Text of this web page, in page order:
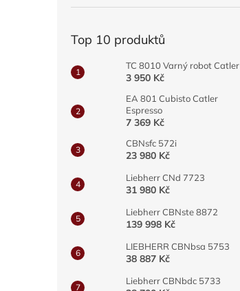
Top 10 produktů
TC 8010 Varný robot Catler
3 950 Kč
EA 801 Cubisto Catler
Espresso
7 369 Kč
CBNsfc 572i
23 980 Kč
Liebherr CNd 7723
31 980 Kč
Liebherr CBNste 8872
139 998 Kč
LIEBHERR CBNbsa 5753
38 887 Kč
Liebherr CBNbdc 5733